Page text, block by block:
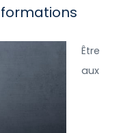
Être
aux